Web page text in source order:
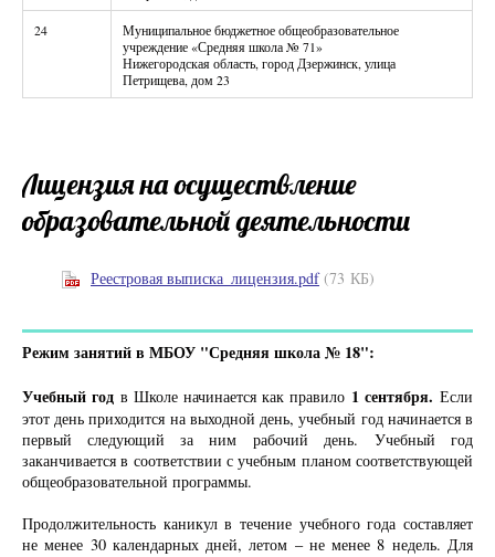
24
Муниципальное бюджетное общеобразовательное
учреждение «Средняя школа № 71»
Нижегородская область, город Дзержинск, улица
Петрищева, дом 23
Лицензия на осуществление
образовательной деятельности
Реестровая выписка_лицензия.pdf (73 КБ)
Режим занятий в МБОУ "Средняя школа № 18":
Учебный год в Школе начинается как правило 1 сентября. Если
этот день приходится на выходной день, учебный год начинается в
первый следующий за ним рабочий день. Учебный год
заканчивается в соответствии с учебным планом соответствующей
общеобразовательной программы.
Продолжительность каникул в течение учебного года составляет
не менее 30 календарных дней, летом – не менее 8 недель. Для